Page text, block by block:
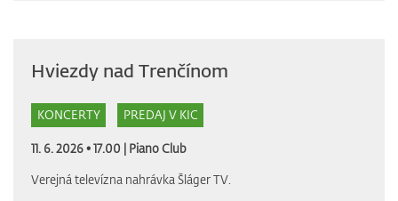
Hviezdy nad Trenčínom
KONCERTY PREDAJ V KIC
11. 6. 2026 • 17.00 | Piano Club
Verejná televízna nahrávka Šláger TV.